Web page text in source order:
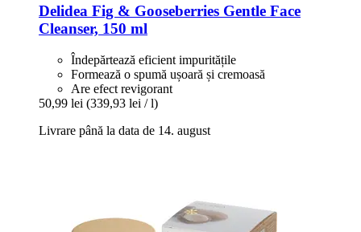
Delidea Fig & Gooseberries Gentle Face
Cleanser, 150 ml
Îndepărtează eficient impuritățile
Formează o spumă ușoară și cremoasă
Are efect revigorant
50,99 lei (339,93 lei / l)
Livrare până la data de 14. august